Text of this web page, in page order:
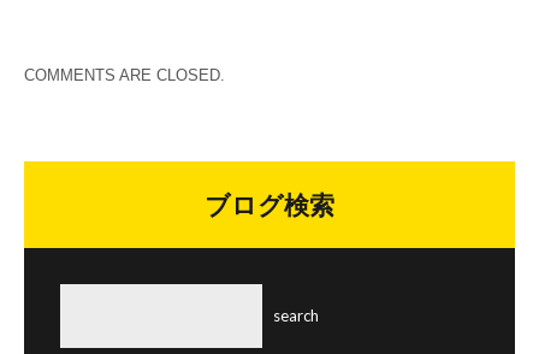
COMMENTS ARE CLOSED.
ブログ検索